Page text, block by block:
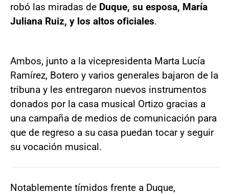
robó las miradas de Duque, su esposa, María
Juliana Ruiz, y los altos oficiales.
Ambos, junto a la vicepresidenta Marta Lucía
Ramírez, Botero y varios generales bajaron de la
tribuna y les entregaron nuevos instrumentos
donados por la casa musical Ortizo gracias a
una campaña de medios de comunicación para
que de regreso a su casa puedan tocar y seguir
su vocación musical.
Notablemente tímidos frente a Duque,